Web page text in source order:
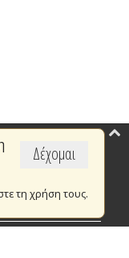
Δέχομαι
τη χρήση τους.